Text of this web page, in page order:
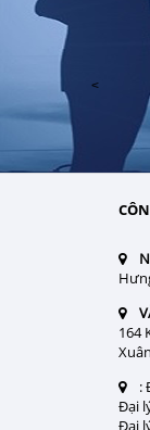
<
164
:
Đại
Đại